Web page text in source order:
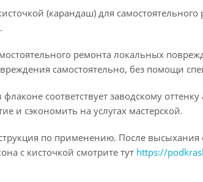
(карандаш) для
ремонта локальных
самостоятельно, без помощи
соответствует заводскому
и сэкономить на услугах мастерской.
по применению. После высыхания
с кисточкой смотрите тут https://